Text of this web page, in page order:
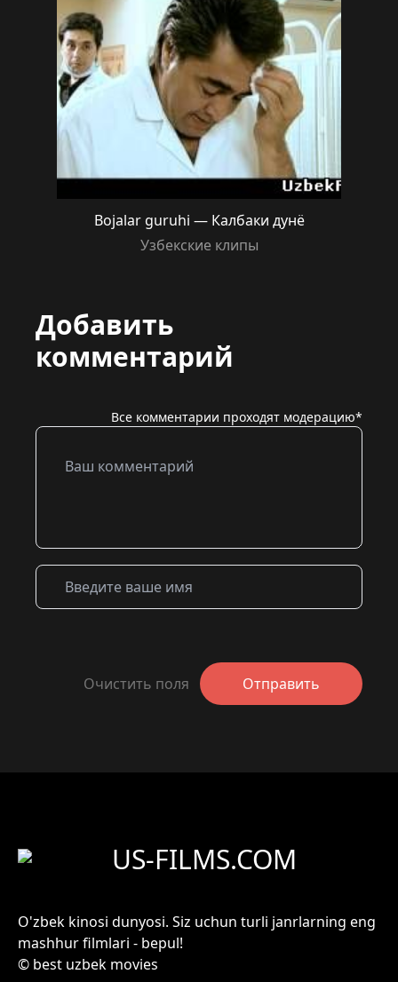
Bojalar guruhi — Калбаки дунё
Узбекские клипы
Добавить
комментарий
Все комментарии проходят модерацию*
Очистить поля Отправить
US-FILMS.COM
O'zbek kinosi dunyosi. Siz uchun turli janrlarning eng
mashhur filmlari - bepul!
© best uzbek movies